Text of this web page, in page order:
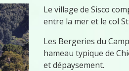
Le village de Sisco
entre la mer et le col
Les Bergeries du
hameau typique de
et dépaysement.